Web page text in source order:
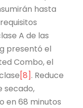
hasta
A de las
presentó el
Combo, el
[8]. Reduce
secado,
en 68 minutos